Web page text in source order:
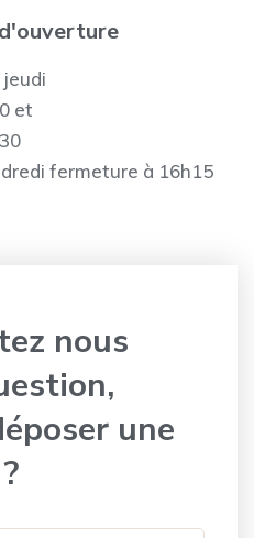
jeudi
et
fermeture à 16h15
nous
une